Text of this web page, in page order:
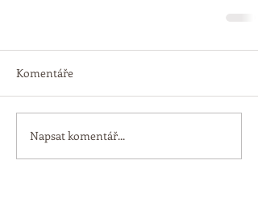
Komentáře
Napsat komentář...